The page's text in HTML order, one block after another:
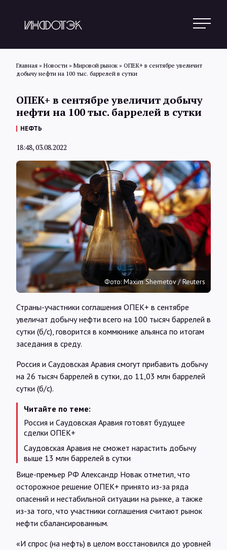
Статьи
Обзоры
Интервью
Карты
О нас
@Infotek_Russia
Главная » Новости » Мировой рынок » ОПЕК+ в сентябре увеличит
добычу нефти на 100 тыс. баррелей в сутки
ОПЕК+ в сентябре увеличит добычу
нефти на 100 тыс. баррелей в сутки
НЕФТЬ
18:48, 03.08.2022
Фото: Maxim Shemetov / Reuters
Страны-участники соглашения ОПЕК+ в сентябре
увеличат добычу нефти всего на 100 тысяч баррелей в
сутки (б/с), говорится в коммюнике альянса по итогам
заседания в среду.
Россия и Саудовская Аравия смогут прибавить добычу
на 26 тысяч баррелей в сутки, до 11,03 млн баррелей
сутки (б/с).
Читайте по теме:
Россия и Саудовская Аравия готовят будущее
сделки ОПЕК+
Саудовская Аравия не сможет нарастить добычу
выше 13 млн баррелей в сутки
Вице-премьер РФ Александр Новак отметил, что
осторожное решение ОПЕК+ принято из-за ряда
опасений и нестабильной ситуации на рынке, а также
из-за того, что участники соглашения считают рынок
нефти сбалансированным.
«И спрос (на нефть) в целом восстановился до уровней